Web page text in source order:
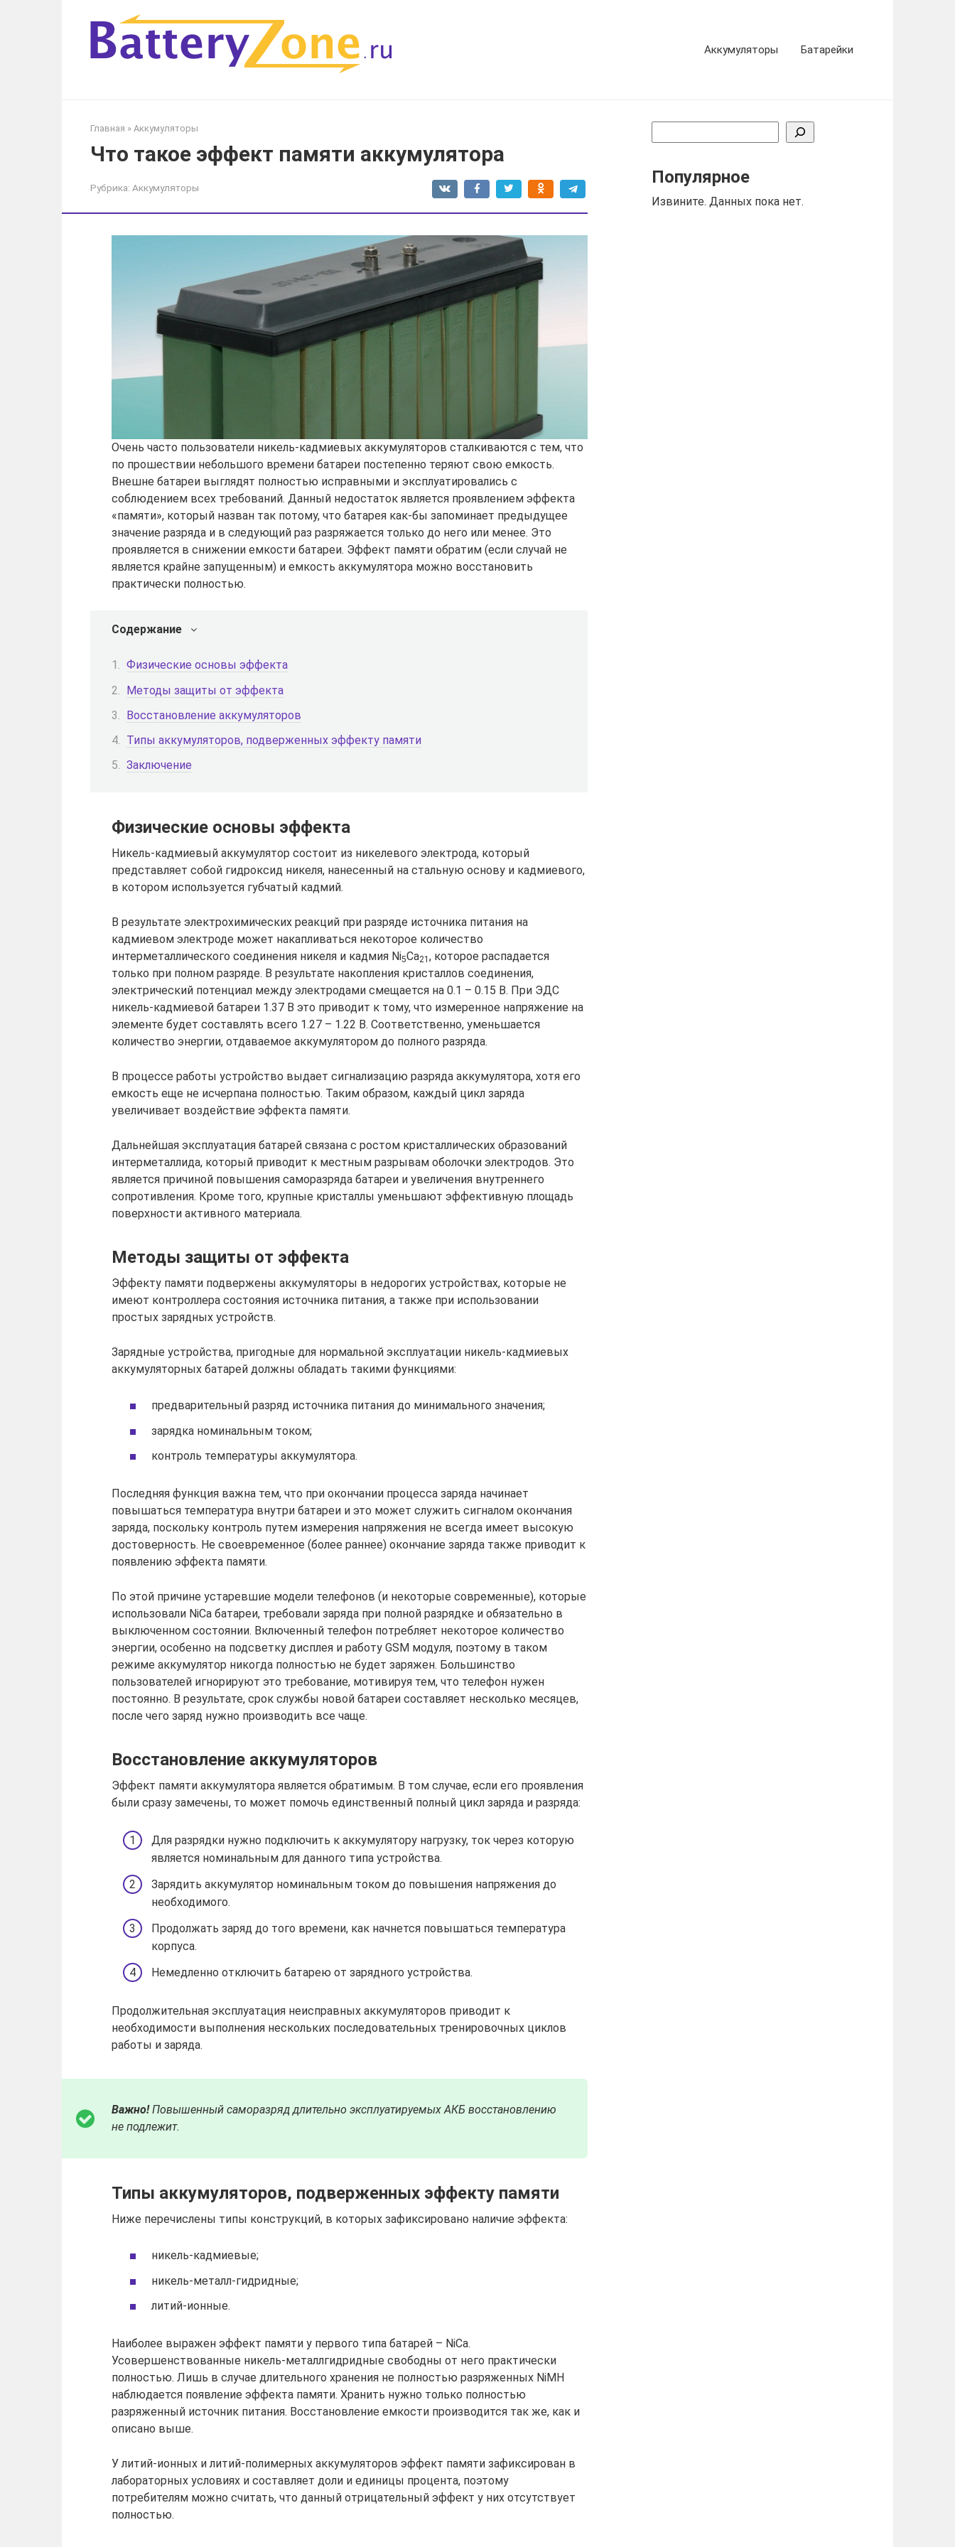
Аккумуляторы Батарейки
Главная » Аккумуляторы
Что такое эффект памяти аккумулятора
Рубрика: Аккумуляторы
Очень часто пользователи никель-кадмиевых аккумуляторов сталкиваются с тем, что
по прошествии небольшого времени батареи постепенно теряют свою емкость.
Внешне батареи выглядят полностью исправными и эксплуатировались с
соблюдением всех требований. Данный недостаток является проявлением эффекта
«памяти», который назван так потому, что батарея как-бы запоминает предыдущее
значение разряда и в следующий раз разряжается только до него или менее. Это
проявляется в снижении емкости батареи. Эффект памяти обратим (если случай не
является крайне запущенным) и емкость аккумулятора можно восстановить
практически полностью.
Содержание
Физические основы эффекта
Методы защиты от эффекта
Восстановление аккумуляторов
Типы аккумуляторов, подверженных эффекту памяти
Заключение
Физические основы эффекта
Никель-кадмиевый аккумулятор состоит из никелевого электрода, который
представляет собой гидроксид никеля, нанесенный на стальную основу и кадмиевого,
в котором используется губчатый кадмий.
В результате электрохимических реакций при разряде источника питания на
кадмиевом электроде может накапливаться некоторое количество
интерметаллического соединения никеля и кадмия Ni5Ca21 , которое распадается
только при полном разряде. В результате накопления кристаллов соединения,
электрический потенциал между электродами смещается на 0.1 – 0.15 В. При ЭДС
никель-кадмиевой батареи 1.37 В это приводит к тому, что измеренное напряжение на
элементе будет составлять всего 1.27 – 1.22 В. Соответственно, уменьшается
количество энергии, отдаваемое аккумулятором до полного разряда.
В процессе работы устройство выдает сигнализацию разряда аккумулятора, хотя его
емкость еще не исчерпана полностью. Таким образом, каждый цикл заряда
увеличивает воздействие эффекта памяти.
Дальнейшая эксплуатация батарей связана с ростом кристаллических образований
интерметаллида, который приводит к местным разрывам оболочки электродов. Это
является причиной повышения саморазряда батареи и увеличения внутреннего
сопротивления. Кроме того, крупные кристаллы уменьшают эффективную площадь
поверхности активного материала.
Методы защиты от эффекта
Эффекту памяти подвержены аккумуляторы в недорогих устройствах, которые не
имеют контроллера состояния источника питания, а также при использовании
простых зарядных устройств.
Зарядные устройства, пригодные для нормальной эксплуатации никель-кадмиевых
аккумуляторных батарей должны обладать такими функциями:
предварительный разряд источника питания до минимального значения;
зарядка номинальным током;
контроль температуры аккумулятора.
Последняя функция важна тем, что при окончании процесса заряда начинает
повышаться температура внутри батареи и это может служить сигналом окончания
заряда, поскольку контроль путем измерения напряжения не всегда имеет высокую
достоверность. Не своевременное (более раннее) окончание заряда также приводит к
появлению эффекта памяти.
По этой причине устаревшие модели телефонов (и некоторые современные), которые
использовали NiCa батареи, требовали заряда при полной разрядке и обязательно в
выключенном состоянии. Включенный телефон потребляет некоторое количество
энергии, особенно на подсветку дисплея и работу GSM модуля, поэтому в таком
режиме аккумулятор никогда полностью не будет заряжен. Большинство
пользователей игнорируют это требование, мотивируя тем, что телефон нужен
постоянно. В результате, срок службы новой батареи составляет несколько месяцев,
после чего заряд нужно производить все чаще.
Восстановление аккумуляторов
Эффект памяти аккумулятора является обратимым. В том случае, если его проявления
были сразу замечены, то может помочь единственный полный цикл заряда и разряда:
Для разрядки нужно подключить к аккумулятору нагрузку, ток через которую
является номинальным для данного типа устройства.
Зарядить аккумулятор номинальным током до повышения напряжения до
необходимого.
Продолжать заряд до того времени, как начнется повышаться температура
корпуса.
Немедленно отключить батарею от зарядного устройства.
Продолжительная эксплуатация неисправных аккумуляторов приводит к
необходимости выполнения нескольких последовательных тренировочных циклов
работы и заряда.
Важно!Повышенный саморазряд длительно эксплуатируемых АКБ восстановлению
не подлежит.
Типы аккумуляторов, подверженных эффекту памяти
Ниже перечислены типы конструкций, в которых зафиксировано наличие эффекта:
никель-кадмиевые;
никель-металл-гидридные;
литий-ионные.
Наиболее выражен эффект памяти у первого типа батарей – NiCa.
Усовершенствованные никель-металлгидридные свободны от него практически
полностью. Лишь в случае длительного хранения не полностью разряженных NiMH
наблюдается появление эффекта памяти. Хранить нужно только полностью
разряженный источник питания. Восстановление емкости производится так же, как и
описано выше.
У литий-ионных и литий-полимерных аккумуляторов эффект памяти зафиксирован в
лабораторных условиях и составляет доли и единицы процента, поэтому
потребителям можно считать, что данный отрицательный эффект у них отсутствует
полностью.
Популярное
Извините. Данных пока нет.